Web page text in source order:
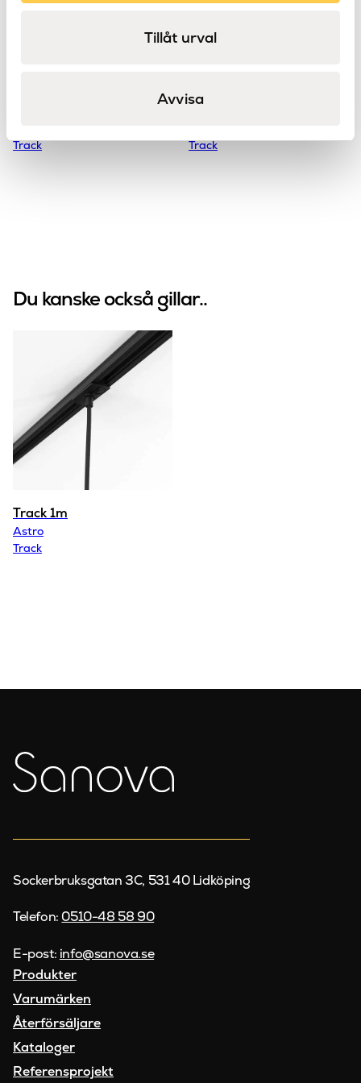
Tillåt urval
Avvisa
Track
Track
Du kanske också gillar..
Track 1m
Astro
Track
Sockerbruksgatan 3C, 531 40 Lidköping
Telefon: 0510-48 58 90
E-post: info@sanova.se
Produkter
Varumärken
Återförsäljare
Kataloger
Referensprojekt